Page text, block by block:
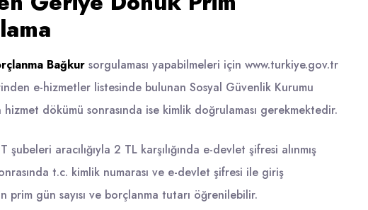
Bağkur sorgulaması yapabilmeleri için www.turkiye.gov.tr
e-hizmetler listesinde bulunan Sosyal Güvenlik Kurumu
dökümü sonrasında ise kimlik doğrulaması gerekmektedir.
aracılığıyla 2 TL karşılığında e-devlet şifresi alınmış
t.c. kimlik numarası ve e-devlet şifresi ile giriş
prim gün sayısı ve borçlanma tutarı öğrenilebilir.